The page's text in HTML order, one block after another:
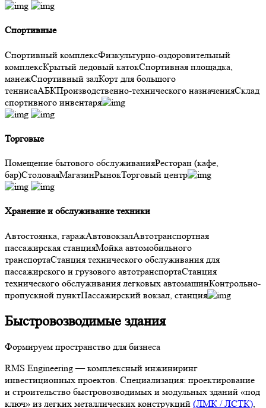
Спортивные
Спортивный комплексФизкультурно-оздоровительный
комплексКрытый ледовый катокСпортивная площадка,
манежСпортивный залКорт для большого
теннисаАБКПроизводственно-технического назначенияСклад
спортивного инвентаря
Торговые
Помещение бытового обслуживанияРесторан (кафе,
бар)СтоловаяМагазинРынокТорговый центр
Хранение и обслуживание техники
Автостоянка, гаражАвтовокзалАвтотранспортная
пассажирская станцияМойка автомобильного
транспортаСтанция технического обслуживания для
пассажирского и грузового автотранспортаСтанция
технического обслуживания легковых автомашинКонтрольно-
пропускной пунктПассажирский вокзал, станция
Быстровозводимые здания
Формируем пространство для бизнеса
RMS Engineering — комплексный инжиниринг
инвестиционных проектов. Специализация: проектирование
и строительство быстровозводимых и модульных зданий «под
ключ» из легких металлических конструкций (ЛМК / ЛСТК),